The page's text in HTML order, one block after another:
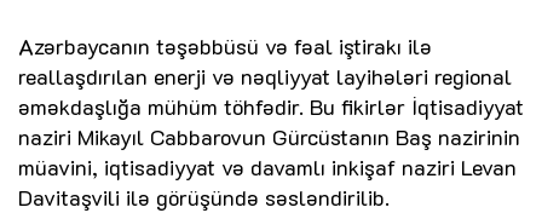
Azərbaycanın təşəbbüsü və fəal iştirakı ilə
reallaşdırılan enerji və nəqliyyat layihələri regional
əməkdaşlığa mühüm töhfədir. Bu fikirlər İqtisadiyyat
naziri Mikayıl Cabbarovun Gürcüstanın Baş nazirinin
müavini, iqtisadiyyat və davamlı inkişaf naziri Levan
Davitaşvili ilə görüşündə səsləndirilib.